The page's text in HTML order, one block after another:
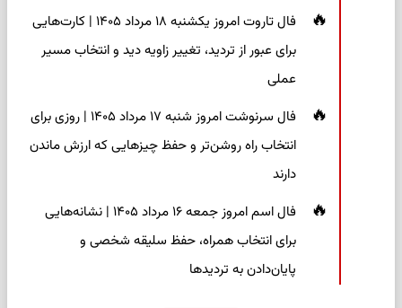
فال تاروت امروز یکشنبه ۱۸ مرداد ۱۴۰۵ | کارت‌هایی
برای عبور از تردید، تغییر زاویه دید و انتخاب مسیر
عملی
فال سرنوشت امروز شنبه ۱۷ مرداد ۱۴۰۵ | روزی برای
انتخاب راه روشن‌تر و حفظ چیزهایی که ارزش ماندن
دارند
فال اسم امروز جمعه ۱۶ مرداد ۱۴۰۵ | نشانه‌هایی
برای انتخاب همراه، حفظ سلیقه شخصی و
پایان‌دادن به تردیدها